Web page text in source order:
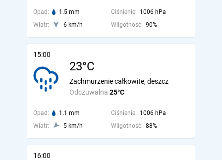
Opad: 1.5 mm Ciśnienie: 1006 hPa
Wiatr:
6 km/h Wilgotność: 90%
15:00
23°C
Odczuwalna 25°C
Zachmurzenie całkowite, deszcz
Opad: 1.1 mm Ciśnienie: 1006 hPa
Wiatr:
5 km/h Wilgotność: 88%
16:00